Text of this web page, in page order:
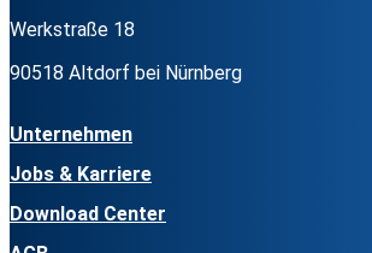
Werkstraße 18
90518 Altdorf bei Nürnberg
Unternehmen
Jobs & Karriere
Download Center